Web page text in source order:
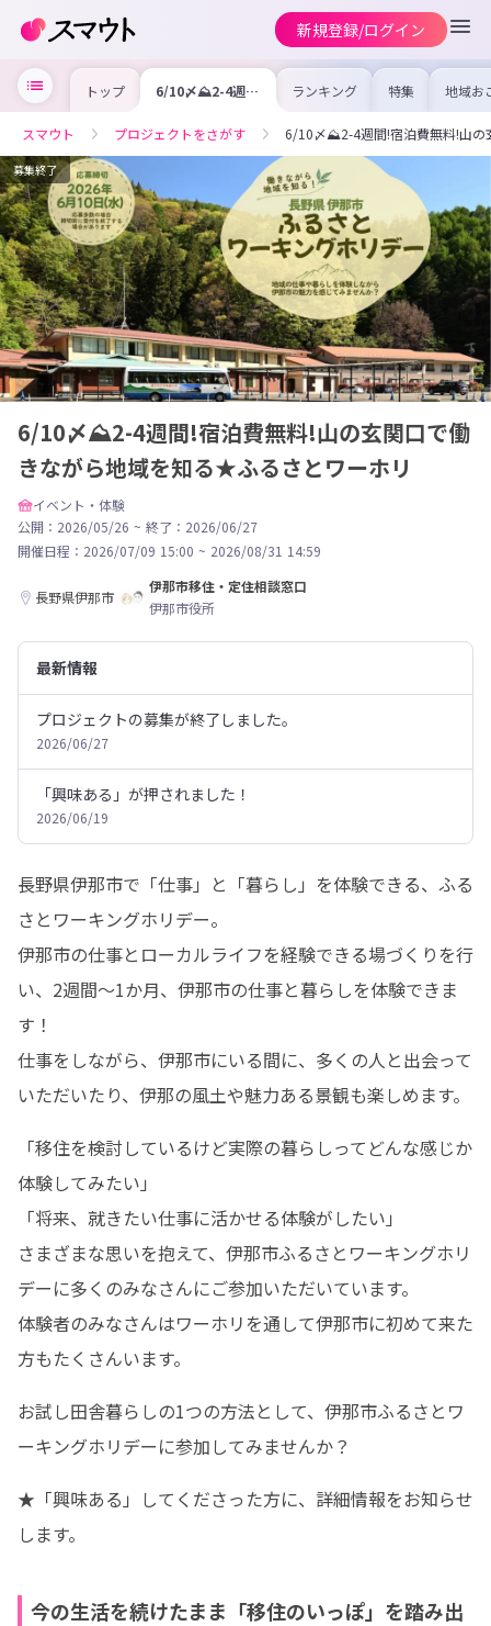
新規登録/ログイン
トップ 6/10〆⛰️2-4週
間!宿泊費無料!山
がら地域を知る★
ふるさとワーホリ
ランキング 特集 地域お
の求
を集め
事内容
を比較
合った
スマウト プロジェクトをさがす 6/10〆⛰️2-4週間!宿泊費無料!山の
募集終了
6/10〆⛰️2-4週間!宿泊費無料!山の玄関口で働
きながら地域を知る★ふるさとワーホリ
イベント・体験
公開：2026/05/26 ~ 終了：2026/06/27
開催日程： 2026/07/09 15:00 ~ 2026/08/31 14:59
長野県伊那市
伊那市移住・定住相談窓口
伊那市役所
最新情報
プロジェクトの募集が終了しました。
2026/06/27
「興味ある」が押されました！
2026/06/19
長野県伊那市で「仕事」と「暮らし」を体験できる、ふる
さとワーキングホリデー。
伊那市の仕事とローカルライフを経験できる場づくりを行
い、2週間～1か月、伊那市の仕事と暮らしを体験できま
す！
仕事をしながら、伊那市にいる間に、多くの人と出会って
いただいたり、伊那の風土や魅力ある景観も楽しめます。
「移住を検討しているけど実際の暮らしってどんな感じか
体験してみたい」
「将来、就きたい仕事に活かせる体験がしたい」
さまざまな思いを抱えて、伊那市ふるさとワーキングホリ
デーに多くのみなさんにご参加いただいています。
体験者のみなさんはワーホリを通して伊那市に初めて来た
方もたくさんいます。
お試し田舎暮らしの1つの方法として、伊那市ふるさとワ
ーキングホリデーに参加してみませんか？
★「興味ある」してくださった方に、詳細情報をお知らせ
します。
今の生活を続けたまま「移住のいっぽ」を踏み出